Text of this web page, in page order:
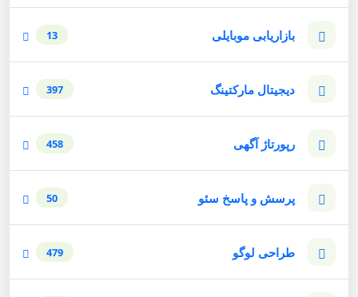
بازاریابی موبایلی 13
دیجیتال مارکتینگ 397
رپورتاژ آگهی 458
پرسش و پاسخ سئو 50
طراحی لوگو 479